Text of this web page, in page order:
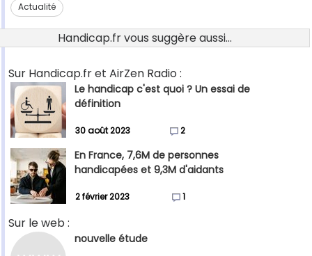
Actualité
Handicap.fr vous suggère aussi...
Sur Handicap.fr et AirZen Radio :
Le handicap c'est quoi ? Un essai de
définition
30 août 2023 2
En France, 7,6M de personnes
handicapées et 9,3M d'aidants
2 février 2023 1
Sur le web :
nouvelle étude